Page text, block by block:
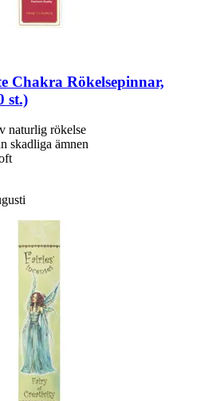
Chakra Rökelsepinnar,
st.)
naturlig rökelse
skadliga ämnen